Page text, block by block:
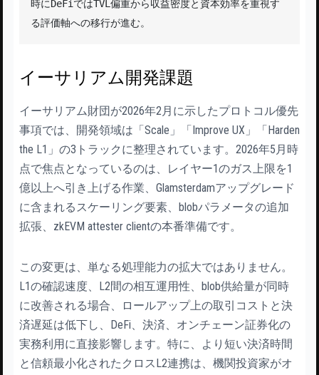
時にDeFiではTVL偏重から収益密度と資本効率を重視す
る評価軸への移行が進む。
イーサリアム開発課題
イーサリアム財団が2026年2月に示したプロトコル優先
事項では、開発領域は「Scale」「Improve UX」「Harden
the L1」の3トラックに整理されています。2026年5月時
点で焦点となっているのは、レイヤー1のガス上限を1
億以上へ引き上げる作業、Glamsterdamアップグレード
に含まれるスケーリング要素、blobパラメータの追加
拡張、zkEVM attester clientの本番準備です。
この変更は、単なる処理能力の拡大ではありません。
L1の確認速度、L2間の相互運用性、blob供給量が同時
に改善される場合、ロールアップ上の取引コストと決
済遅延は低下し、DeFi、決済、オンチェーン証券化の
実務利用に直接影響します。特に、より短い決済時間
と信頼最小化されたクロスL2連携は、機関投資家がオ